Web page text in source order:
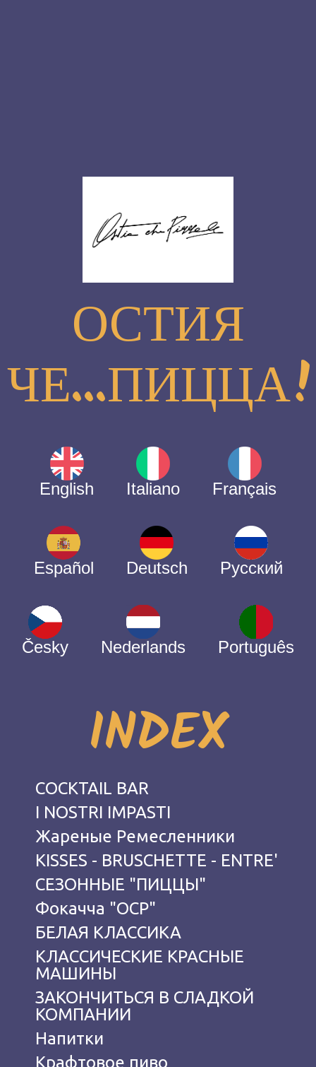
ОСТИЯ
ЧЕ...ПИЦЦА!
English Italiano Français
Español Deutsch Русский
Česky Nederlands Português
INDEX
COCKTAIL BAR
I NOSTRI IMPASTI
Жареные Ремесленники
KISSES - BRUSCHETTE - ENTRE'
СЕЗОННЫЕ "ПИЦЦЫ"
Фокачча "OCP"
БЕЛАЯ КЛАССИКА
КЛАССИЧЕСКИЕ КРАСНЫЕ
МАШИНЫ
ЗАКОНЧИТЬСЯ В СЛАДКОЙ
КОМПАНИИ
Hапитки
Крафтовое пиво